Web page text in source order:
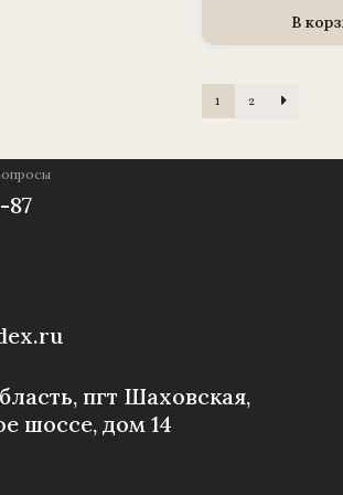
В
1 2
87
пгт Шаховская,
шоссе, дом 14